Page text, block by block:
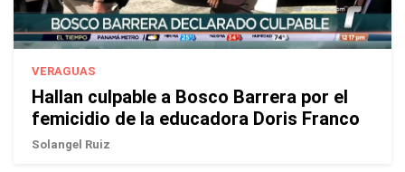
VERAGUAS
Hallan culpable a Bosco Barrera por el
femicidio de la educadora Doris Franco
Solangel Ruiz